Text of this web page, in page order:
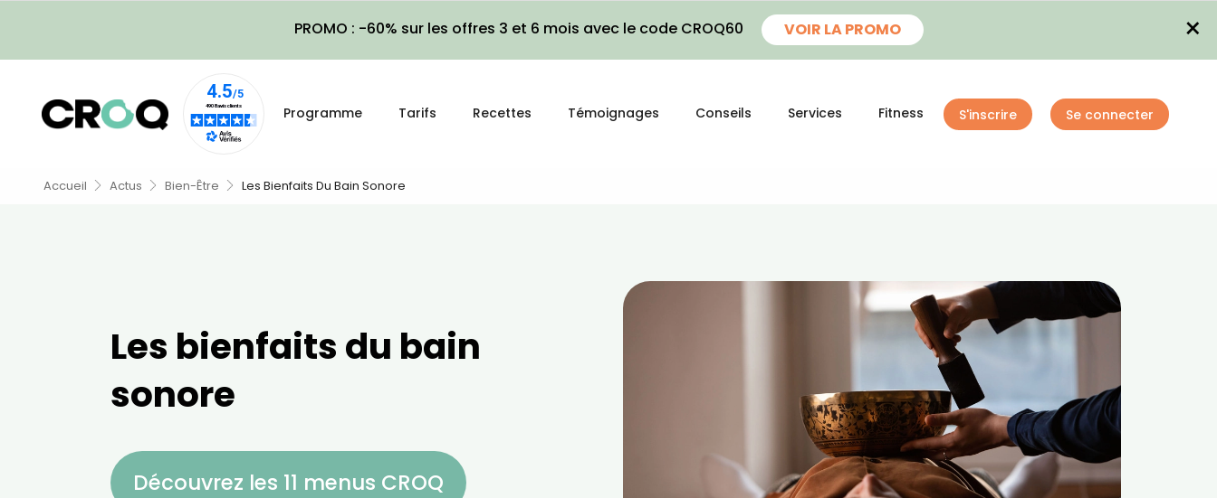
PROMO : -60% sur les offres 3 et 6 mois avec le code CROQ60 VOIR LA PROMO ×
Programme Tarifs Recettes Témoignages Conseils Services Fitness S'inscrire Se connecter
Accueil Actus Bien-Être Les Bienfaits Du Bain Sonore
Les bienfaits du bain
sonore
Découvrez les 11 menus CROQ